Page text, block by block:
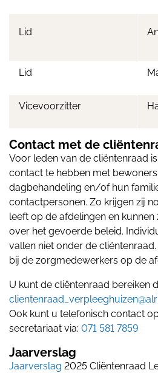
Lid
Lid
Vicevoorzitter
Contact met de
Voor leden van de cliëntenraad
contact te hebben met
dagbehandeling en/of hun
contactpersonen. Zo krijgen zij
leeft op de afdelingen en
over het gevoerde beleid.
vallen niet onder de
bij de zorgmedewerkers op de
U kunt de cliëntenraad bereiken
Ook kunt u telefonisch contact
secretariaat via: 071 581 7859
Jaarverslag
Jaarverslag 2025 Cliëntenraad